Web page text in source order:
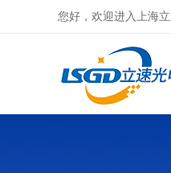
您好，欢迎进入上海